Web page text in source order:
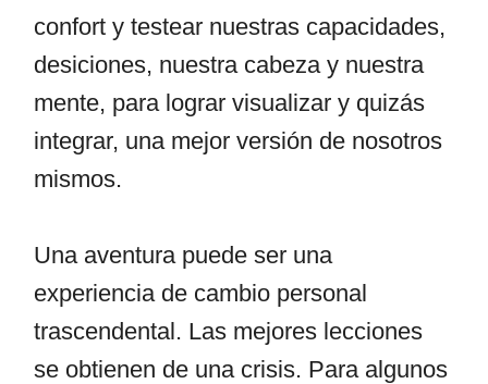
confort y testear nuestras capacidades,
desiciones, nuestra cabeza y nuestra
mente, para lograr visualizar y quizás
integrar, una mejor versión de nosotros
mismos.
Una aventura puede ser una
experiencia de cambio personal
trascendental. Las mejores lecciones
se obtienen de una crisis. Para algunos